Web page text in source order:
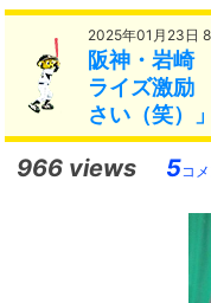
2025年01月23日
阪神・岩崎
ライズ激励
さい（笑）
966 views 5コ